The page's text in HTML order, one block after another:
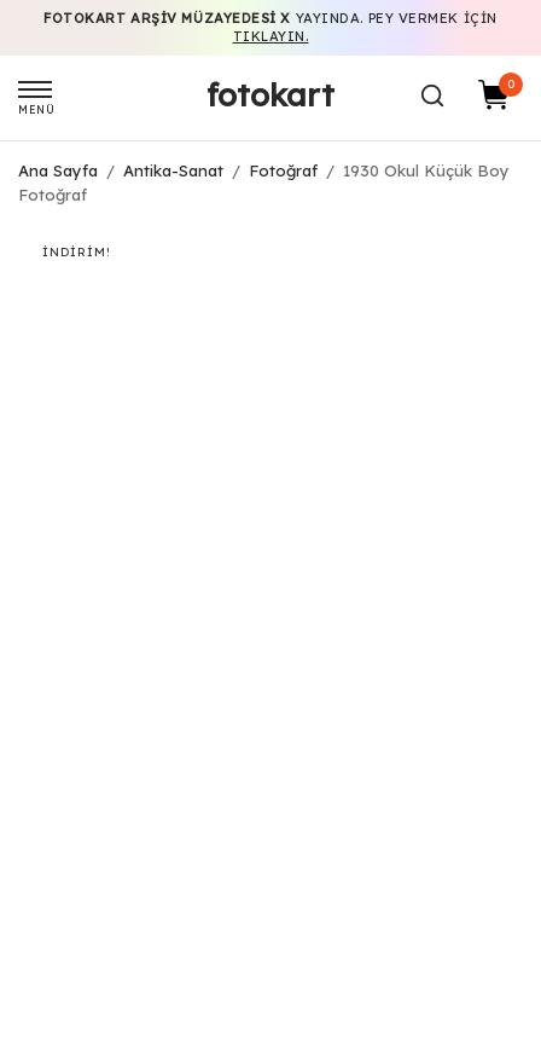
FOTOKART ARŞIV MÜZAYEDESI X YAYINDA. PEY VERMEK IÇIN
TIKLAYIN.
MENÜ fotokart 0
Ana Sayfa / Antika-Sanat / Fotoğraf / 1930 Okul Küçük Boy
Fotoğraf
İNDIRIM!